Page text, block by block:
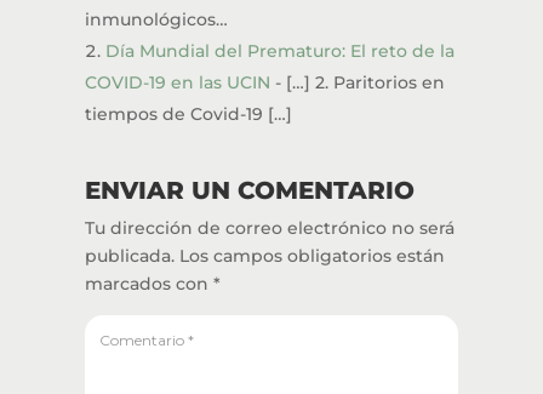
inmunológicos…
Día Mundial del Prematuro: El reto de la
COVID-19 en las UCIN - […] 2. Paritorios en
tiempos de Covid-19 […]
ENVIAR UN COMENTARIO
Tu dirección de correo electrónico no será
publicada. Los campos obligatorios están
marcados con *